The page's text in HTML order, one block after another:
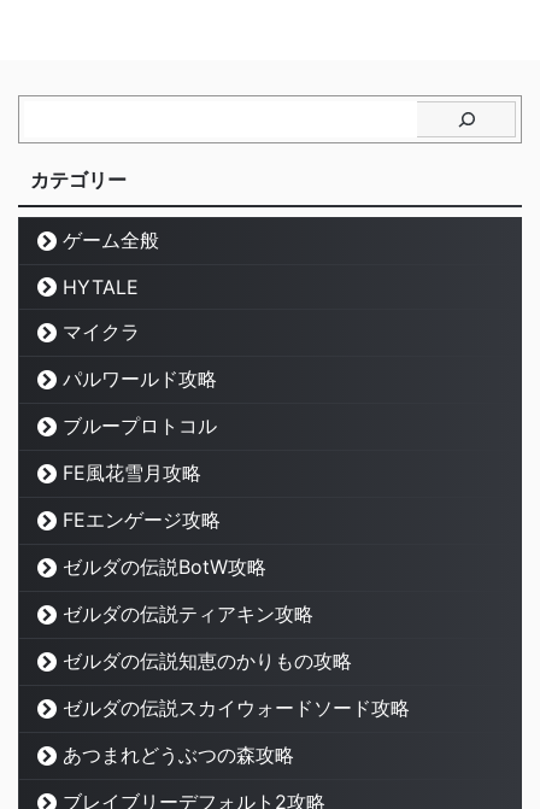
カテゴリー
ゲーム全般
HYTALE
マイクラ
パルワールド攻略
ブループロトコル
FE風花雪月攻略
FEエンゲージ攻略
ゼルダの伝説BotW攻略
ゼルダの伝説ティアキン攻略
ゼルダの伝説知恵のかりもの攻略
ゼルダの伝説スカイウォードソード攻略
あつまれどうぶつの森攻略
ブレイブリーデフォルト2攻略